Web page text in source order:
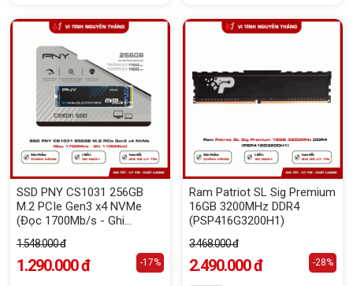
SSD PNY CS1031 256GB
M.2 PCIe Gen3 x4 NVMe
(Đọc 1700Mb/s - Ghi
1.548.000 đ
1.290.000 đ -17%
Ram Patriot SL Sig Premium
16GB 3200MHz DDR4
(PSP416G3200H1)
3.468.000 đ
2.490.000 đ -28%